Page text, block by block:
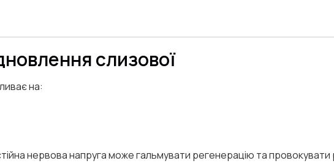
слизової
на:
нервова напруга може гальмувати регенерацію та